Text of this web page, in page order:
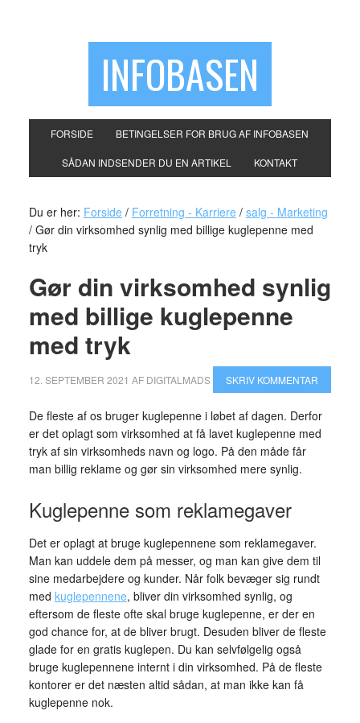
INFOBASEN
FORSIDE BETINGELSER FOR BRUG AF INFOBASEN
SÅDAN INDSENDER DU EN ARTIKEL KONTAKT
Du er her: Forside / Forretning - Karriere / salg - Marketing
/Gør din virksomhed synlig med billige kuglepenne med
tryk
Gør din virksomhed synlig
med billige kuglepenne
med tryk
12. SEPTEMBER 2021 AF DIGITALMADS SKRIV KOMMENTAR
De fleste af os bruger kuglepenne i løbet af dagen. Derfor
er det oplagt som virksomhed at få lavet kuglepenne med
tryk af sin virksomheds navn og logo. På den måde får
man billig reklame og gør sin virksomhed mere synlig.
Kuglepenne som reklamegaver
Det er oplagt at bruge kuglepennene som reklamegaver.
Man kan uddele dem på messer, og man kan give dem til
sine medarbejdere og kunder. Når folk bevæger sig rundt
med kuglepennene, bliver din virksomhed synlig, og
eftersom de fleste ofte skal bruge kuglepenne, er der en
god chance for, at de bliver brugt. Desuden bliver de fleste
glade for en gratis kuglepen. Du kan selvfølgelig også
bruge kuglepennene internt i din virksomhed. På de fleste
kontorer er det næsten altid sådan, at man ikke kan få
kuglepenne nok.